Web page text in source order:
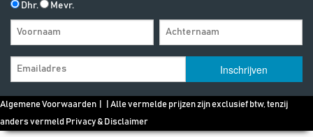
Dhr. Mevr.
Algemene Voorwaarden | | Alle vermelde prijzen zijn exclusief btw, tenzij
anders vermeld Privacy & Disclaimer